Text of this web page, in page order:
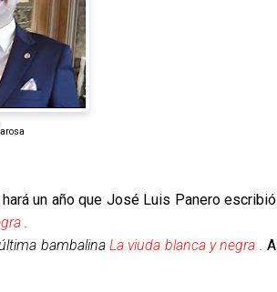
un año que José Luis Panero escribió
.
bambalina La viuda blanca y negra .A